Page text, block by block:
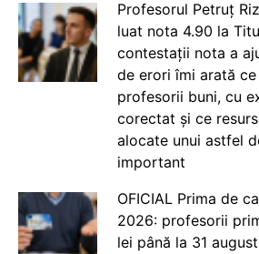
Profesorul Petruț
luat nota 4.90 la
contestații nota a
de erori îmi arată
profesorii buni, cu
corectat și ce
alocate unui astfel
important
OFICIAL Prima de
2026: profesorii
lei până la 31